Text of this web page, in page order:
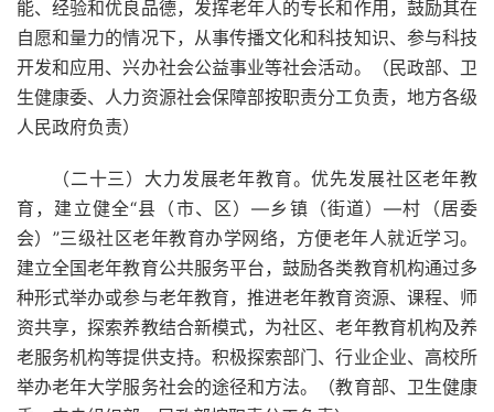
能、经验和优良品德，发挥老年人的专长和作用，鼓励其在
自愿和量力的情况下，从事传播文化和科技知识、参与科技
开发和应用、兴办社会公益事业等社会活动。（民政部、卫
生健康委、人力资源社会保障部按职责分工负责，地方各级
人民政府负责）
（二十三）大力发展老年教育。优先发展社区老年教
育，建立健全“县（市、区）—乡镇（街道）—村（居委
会）”三级社区老年教育办学网络，方便老年人就近学习。
建立全国老年教育公共服务平台，鼓励各类教育机构通过多
种形式举办或参与老年教育，推进老年教育资源、课程、师
资共享，探索养教结合新模式，为社区、老年教育机构及养
老服务机构等提供支持。积极探索部门、行业企业、高校所
举办老年大学服务社会的途径和方法。（教育部、卫生健康